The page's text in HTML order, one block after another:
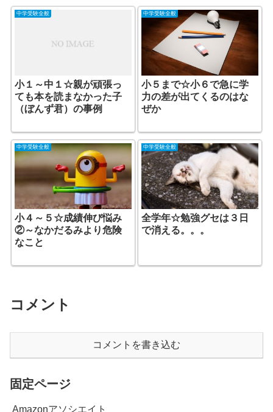
中学受験全般
小１～中１☆親が頑張っ
ても本を読まなかった子
（ぼんず君）の事例
中学受験全般
小５まで☆小６で急に学
力の差が出てくるのはな
ぜか
中学受験全般
小４～５☆成績伸び悩み
②～なかだるみより危険
なこと
中学受験全般
全学年☆勉強グセは３日
で消える。。。
コメント
コメントを書き込む
固定ページ
Amazonアソシエイト